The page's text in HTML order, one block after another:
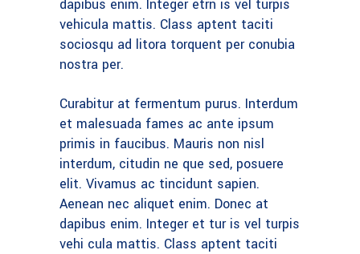
dapibus enim. Integer etrn is vel turpis
vehicula mattis. Class aptent taciti
sociosqu ad litora torquent per conubia
nostra per.
Curabitur at fermentum purus. Interdum
et malesuada fames ac ante ipsum
primis in faucibus. Mauris non nisl
interdum, citudin ne que sed, posuere
elit. Vivamus ac tincidunt sapien.
Aenean nec aliquet enim. Donec at
dapibus enim. Integer et tur is vel turpis
vehi cula mattis. Class aptent taciti